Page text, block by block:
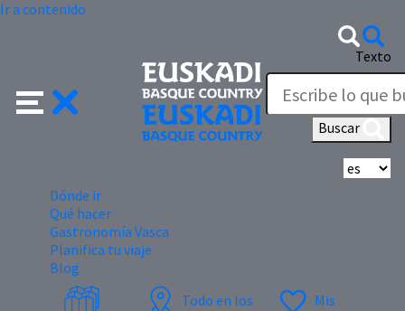
Ir a contenido
Texto
Buscar
Dónde ir
Qué hacer
Gastronomía Vasca
Planifica tu viaje
Blog
Todo en los
Mis